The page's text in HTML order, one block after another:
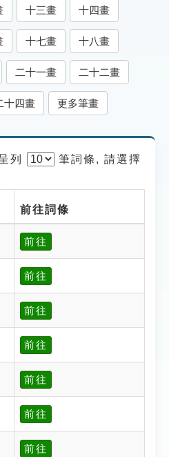
十三畫 十四畫
十七畫 十八畫
二十一畫 二十二畫
十四畫 更多筆畫
列 筆詞條, 請選擇
前往詞條
前往
前往
前往
前往
前往
前往
前往